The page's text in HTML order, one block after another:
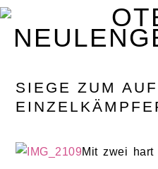
Zur
Hauptnavigation
springen
Zum
Inhalt
springen
Zur
Seitenspalte
springen
Zur
Fußzeile
springen
SIEGE ZUM
Mit zwei hart